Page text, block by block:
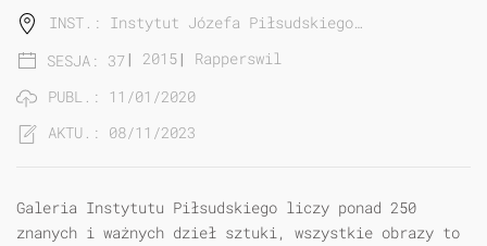
Galeria Instytutu Piłsudskiego liczy ponad 250
znanych i ważnych dzieł sztuki, wszystkie obrazy to
INST.: Instytut Józefa Piłsudskiego…
SESJA: 37| 2015| Rapperswil
PUBL.: 11/01/2020
AKTU.: 08/11/2023